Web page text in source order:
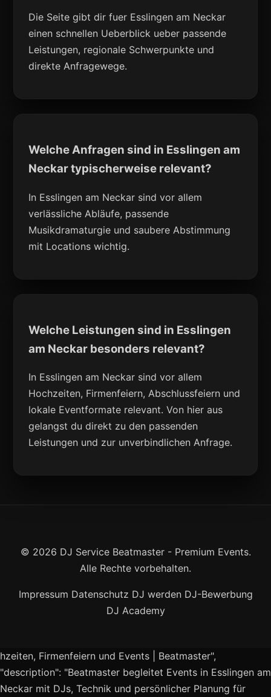
Die Seite gibt dir fuer Esslingen am Neckar
einen schnellen Ueberblick ueber passende
Leistungen, regionale Schwerpunkte und
direkte Anfragewege.
Welche Anfragen sind in Esslingen am
Neckar typischerweise relevant?
In Esslingen am Neckar sind vor allem
verlässliche Abläufe, passende
Musikdramaturgie und saubere Abstimmung
mit Locations wichtig.
Welche Leistungen sind in Esslingen
am Neckar besonders relevant?
In Esslingen am Neckar sind vor allem
Hochzeiten, Firmenfeiern, Abschlussfeiern und
lokale Eventformate relevant. Von hier aus
gelangst du direkt zu den passenden
Leistungen und zur unverbindlichen Anfrage.
© 2026 DJ Service Beatmaster - Premium Events.
Alle Rechte vorbehalten.
Impressum Datenschutz DJ werden DJ-Bewerbung
DJ Academy
hzeiten, Firmenfeiern und Events | Beatmaster",
"description": "Beatmaster begleitet Events in Esslingen am
Neckar mit DJs, Technik und persönlicher Planung für